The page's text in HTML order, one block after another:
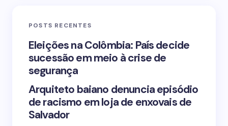
Your Comment *
Save my name and email in this browser for the
POSTS RECENTES
Eleições na Colômbia: País decide
sucessão em meio à crise de
segurança
Arquiteto baiano denuncia episódio
de racismo em loja de enxovais de
Salvador